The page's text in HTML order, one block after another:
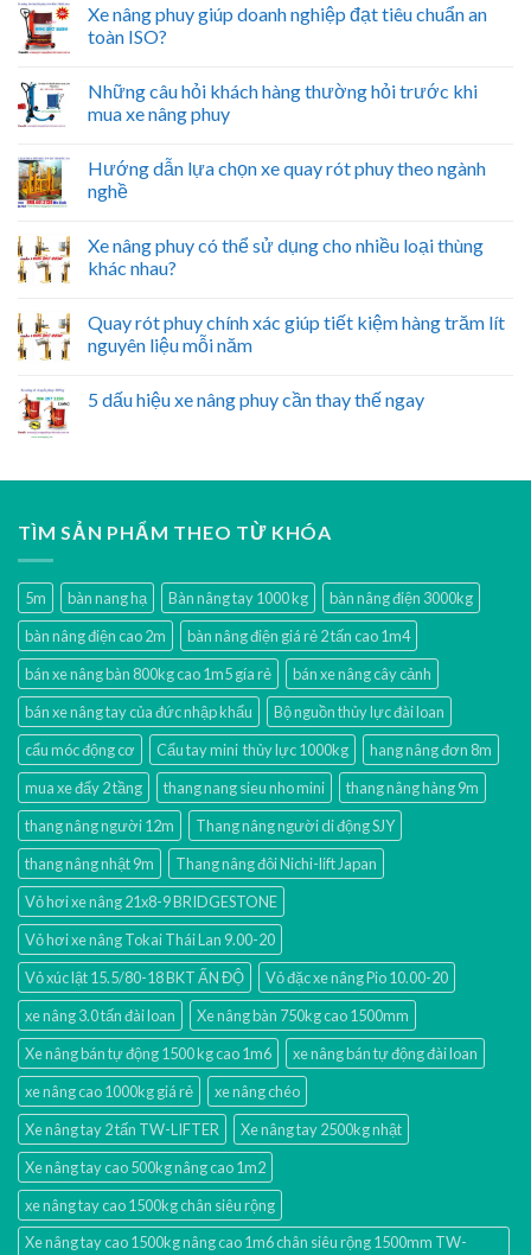
Xe nâng phuy giúp doanh nghiệp đạt tiêu chuẩn an
toàn ISO?
Những câu hỏi khách hàng thường hỏi trước khi
mua xe nâng phuy
Hướng dẫn lựa chọn xe quay rót phuy theo ngành
nghề
Xe nâng phuy có thể sử dụng cho nhiều loại thùng
khác nhau?
Quay rót phuy chính xác giúp tiết kiệm hàng trăm lít
nguyên liệu mỗi năm
5 dấu hiệu xe nâng phuy cần thay thế ngay
TÌM SẢN PHẨM THEO TỪ KHÓA
5m bàn nang hạ Bàn nâng tay 1000 kg
bàn nâng điện 3000kg
bàn nâng điện cao 2m
bàn nâng điện giá rẻ 2 tấn cao 1m4
bán xe nâng bàn 800kg cao 1m5 gía rẻ
bán xe nâng cây cảnh
bán xe nâng tay của đức nhập khẩu
Bộ nguồn thủy lực đài loan
cẩu móc động cơ
Cẩu tay mini thủy lực 1000kg
hang nâng đơn 8m
mua xe đẩy 2 tầng
thang nang sieu nho mini
thang nâng hàng 9m
thang nâng người 12m
Thang nâng người di động SJY
thang nâng nhật 9m
Thang nâng đôi Nichi-lift Japan
Vỏ hơi xe nâng 21x8-9 BRIDGESTONE
Vỏ hơi xe nâng Tokai Thái Lan 9.00-20
Vỏ xúc lật 15.5/80-18 BKT ẤN ĐỘ
Vỏ đặc xe nâng Pio 10.00-20
xe nâng 3.0 tấn đài loan
Xe nâng bàn 750kg cao 1500mm
Xe nâng bán tự động 1500 kg cao 1m6
xe nâng bán tự động đài loan
xe nâng cao 1000kg giá rẻ
xe nâng chéo
Xe nâng tay 2 tấn TW-LIFTER
Xe nâng tay 2500kg nhật
Xe nâng tay cao 500kg nâng cao 1m2
xe nâng tay cao 1500kg chân siêu rộng
Xe nâng tay cao 1500kg nâng cao 1m6 chân siêu rộng 1500mm TW-